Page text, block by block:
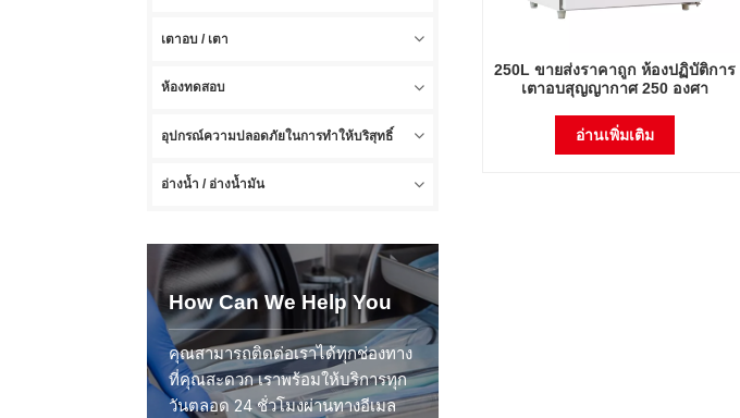
เตาอบ / เตา
ห้องทดสอบ
อุปกรณ์ความปลอดภัยในการทำให้บริสุทธิ์
อ่างน้ำ / อ่างน้ำมัน
How Can We Help You
คุณสามารถติดต่อเราได้ทุกช่องทาง
ที่คุณสะดวก เราพร้อมให้บริการทุก
วันตลอด 24 ชั่วโมงผ่านทางอีเมล
250L ขายส่งราคาถูก ห้องปฏิบัติการ
เตาอบสุญญากาศ 250 องศา
อ่านเพิ่มเติม